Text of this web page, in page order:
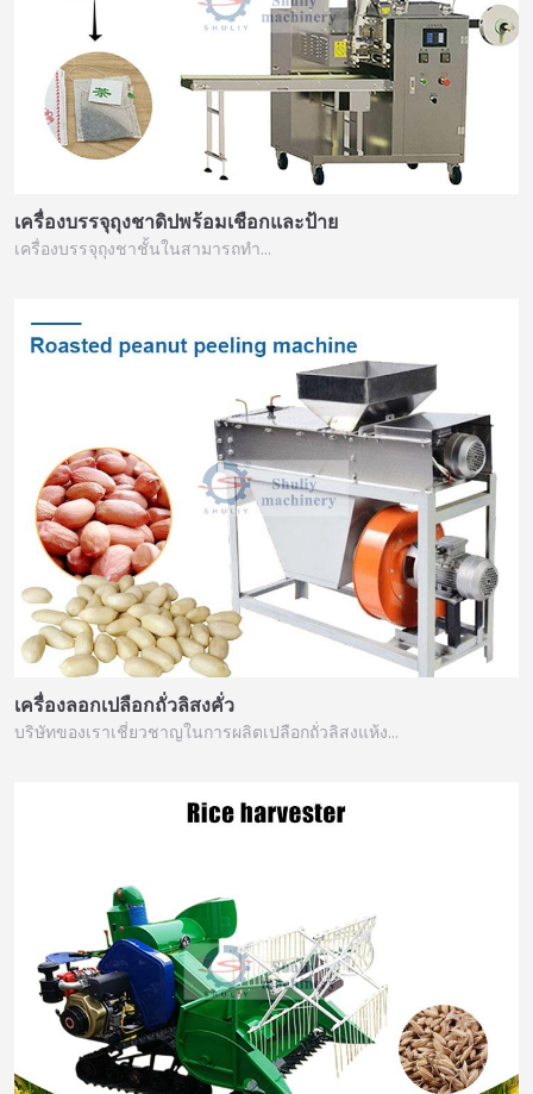
เครื่องบรรจุถุงชาดิปพร้อมเชือกและป้าย
เครื่องบรรจุถุงชาชั้นในสามารถทำ…
เครื่องลอกเปลือกถั่วลิสงคั่ว
บริษัทของเราเชี่ยวชาญในการผลิตเปลือกถั่วลิสงแห้ง…